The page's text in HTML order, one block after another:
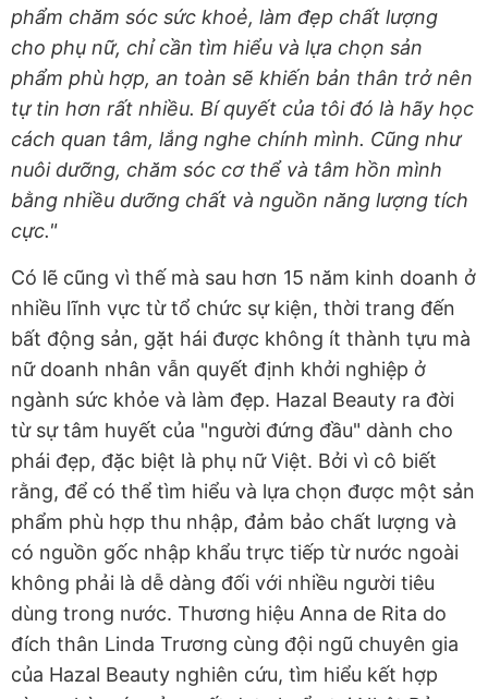
phẩm chăm sóc sức khoẻ, làm đẹp chất lượng
cho phụ nữ, chỉ cần tìm hiểu và lựa chọn sản
phẩm phù hợp, an toàn sẽ khiến bản thân trở nên
tự tin hơn rất nhiều. Bí quyết của tôi đó là hãy học
cách quan tâm, lắng nghe chính mình. Cũng như
nuôi dưỡng, chăm sóc cơ thể và tâm hồn mình
bằng nhiều dưỡng chất và nguồn năng lượng tích
cực."
Có lẽ cũng vì thế mà sau hơn 15 năm kinh doanh ở
nhiều lĩnh vực từ tổ chức sự kiện, thời trang đến
bất động sản, gặt hái được không ít thành tựu mà
nữ doanh nhân vẫn quyết định khởi nghiệp ở
ngành sức khỏe và làm đẹp. Hazal Beauty ra đời
từ sự tâm huyết của "người đứng đầu" dành cho
phái đẹp, đặc biệt là phụ nữ Việt. Bởi vì cô biết
rằng, để có thể tìm hiểu và lựa chọn được một sản
phẩm phù hợp thu nhập, đảm bảo chất lượng và
có nguồn gốc nhập khẩu trực tiếp từ nước ngoài
không phải là dễ dàng đối với nhiều người tiêu
dùng trong nước. Thương hiệu Anna de Rita do
đích thân Linda Trương cùng đội ngũ chuyên gia
của Hazal Beauty nghiên cứu, tìm hiểu kết hợp